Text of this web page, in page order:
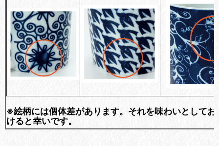
※絵柄には個体差があります。それを味わいとしてお
けると幸いです。